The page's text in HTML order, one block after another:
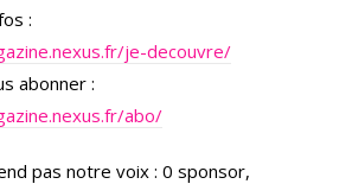
:
je-decouvre/
abonner :
abo/
pas notre voix : 0 sponsor,